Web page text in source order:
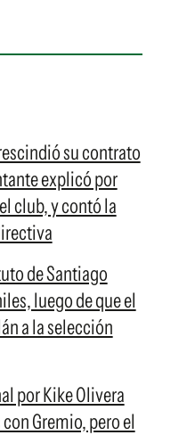
su contrato
explicó por
club, y contó la
de Santiago
luego de que el
a la selección
por Kike Olivera
Gremio, pero el